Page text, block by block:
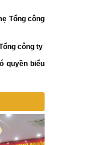
Tổng công
công ty
quyền biểu